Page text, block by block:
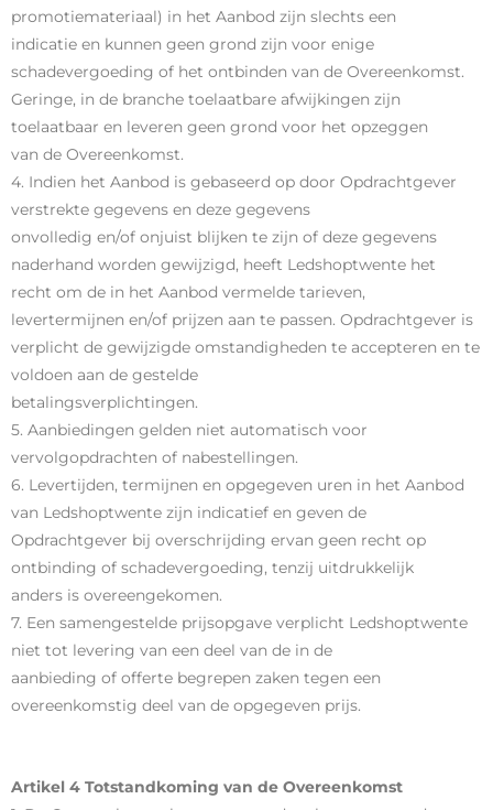
promotiemateriaal) in het Aanbod zijn slechts een
indicatie en kunnen geen grond zijn voor enige
schadevergoeding of het ontbinden van de Overeenkomst.
Geringe, in de branche toelaatbare afwijkingen zijn
toelaatbaar en leveren geen grond voor het opzeggen
van de Overeenkomst.
4. Indien het Aanbod is gebaseerd op door Opdrachtgever
verstrekte gegevens en deze gegevens
onvolledig en/of onjuist blijken te zijn of deze gegevens
naderhand worden gewijzigd, heeft Ledshoptwente het
recht om de in het Aanbod vermelde tarieven,
levertermijnen en/of prijzen aan te passen. Opdrachtgever is
verplicht de gewijzigde omstandigheden te accepteren en te
voldoen aan de gestelde
betalingsverplichtingen.
5. Aanbiedingen gelden niet automatisch voor
vervolgopdrachten of nabestellingen.
6. Levertijden, termijnen en opgegeven uren in het Aanbod
van Ledshoptwente zijn indicatief en geven de
Opdrachtgever bij overschrijding ervan geen recht op
ontbinding of schadevergoeding, tenzij uitdrukkelijk
anders is overeengekomen.
7. Een samengestelde prijsopgave verplicht Ledshoptwente
niet tot levering van een deel van de in de
aanbieding of offerte begrepen zaken tegen een
overeenkomstig deel van de opgegeven prijs.
Artikel 4 Totstandkoming van de Overeenkomst